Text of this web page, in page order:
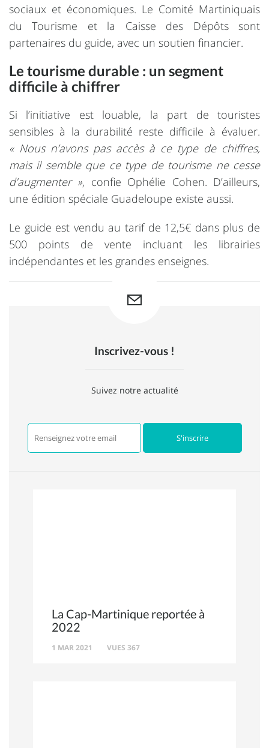
sociaux et économiques. Le Comité Martiniquais
du Tourisme et la Caisse des Dépôts sont
partenaires du guide, avec un soutien financier.
Le tourisme durable : un segment
difficile à chiffrer
Si l’initiative est louable, la part de touristes
sensibles à la durabilité reste difficile à évaluer.
« Nous n’avons pas accès à ce type de chiffres,
mais il semble que ce type de tourisme ne cesse
d’augmenter », confie Ophélie Cohen. D’ailleurs,
une édition spéciale Guadeloupe existe aussi.
Le guide est vendu au tarif de 12,5€ dans plus de
500 points de vente incluant les librairies
indépendantes et les grandes enseignes.
Inscrivez-vous !
Suivez notre actualité
La Cap-Martinique reportée à
2022
1 MAR 2021 VUES 367